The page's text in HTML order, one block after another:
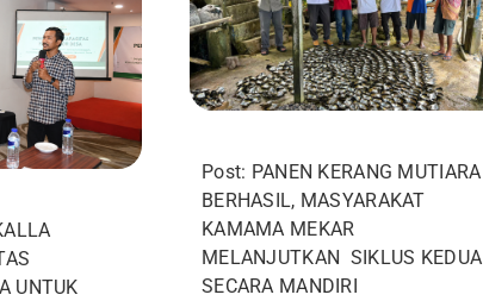
UNTUK
Post: PANEN KERANG MUTIARA
BERHASIL, MASYARAKAT
KAMAMA MEKAR
MELANJUTKAN SIKLUS KEDUA
SECARA MANDIRI